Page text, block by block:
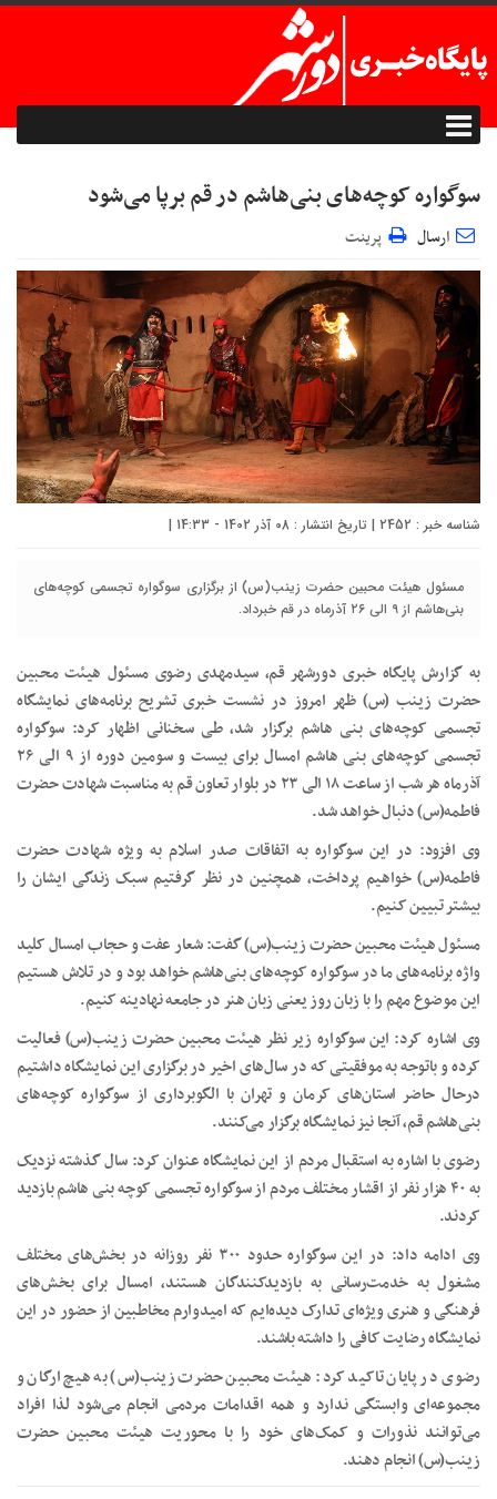
سوگواره‌ کوچه‌های بنی‌هاشم در قم برپا می‌شود
ارسال پرینت
شناسه خبر : 2452 | تاریخ انتشار : 08 آذر 1402 - 14:33 |
مسئول هیئت محبین حضرت زینب(س) از برگزاری سوگواره تجسمی کوچه‌های
بنی‌هاشم از ۹ الی ۲۶ آذرماه در قم خبرداد.
به گزارش پایگاه خبری دورشهر قم، سیدمهدی رضوی مسئول هیئت محبین
حضرت زینب (س) ظهر امروز در نشست خبری تشریح برنامه‌های نمایشگاه
تجسمی کوچه‌های بنی هاشم برگزار شد، طی سخنانی اظهار کرد: سوگواره
تجسمی کوچه‌های بنی هاشم امسال برای بیست و سومین دوره از ۹ الی ۲۶
آذرماه هر شب از ساعت ۱۸ الی ۲۳ در بلوار تعاون قم به مناسبت شهادت حضرت
فاطمه(س) دنبال خواهد شد.
وی افزود: در این سوگواره به اتفاقات صدر اسلام به ویژه شهادت حضرت
فاطمه(س) خواهیم پرداخت، همچنین در نظر گرفتیم سبک زندگی ایشان را
بیشتر تبیین کنیم.
مسئول هیئت محبین حضرت زینب(س) گفت: شعار عفت و حجاب امسال کلید
واژه برنامه‌های ما در سوگواره کوچه‌های بنی‌هاشم خواهد بود و در تلاش هستیم
این موضوع مهم را با زبان روز یعنی زبان هنر در جامعه نهادینه کنیم.
وی اشاره کرد: این سوگواره زیر نظر هیئت محبین حضرت زینب(س) فعالیت
کرده و باتوجه به موفقیتی که در سال‌های اخیر در برگزاری این نمایشگاه داشتیم
درحال حاضر استان‌های کرمان و تهران با الگوبرداری از سوگواره کوچه‌‌های
بنی‌هاشم قم، آنجا نیز نمایشگاه برگزار می‌کنند.
رضوی با اشاره به استقبال مردم از این نمایشگاه عنوان کرد: سال گذشته نزدیک
به ۴۰ هزار نفر از اقشار مختلف مردم از سوگواره تجسمی کوچه بنی هاشم بازدید
کردند.
وی ادامه داد: در این سوگواره حدود ۳۰۰ نفر روزانه در بخش‌های مختلف
مشغول به خدمت‌رسانی به بازدیدکنندگان هستند، امسال برای بخش‌های
فرهنگی و هنری ویژه‌ای تدارک دیده‌ایم که امیدوارم مخاطبین از حضور در این
نمایشگاه رضایت کافی را داشته باشند.
رضوی در پایان تاکید کرد: هیئت محبین حضرت زینب(س) به هیچ ارگان و
مجموعه‌ای وابستگی‌ ندارد و همه اقدامات مردمی انجام می‌شود لذا افراد
می‌توانند نذورات و کمک‌های خود را با محوریت هیئت محبین حضرت
زینب(س) انجام دهند.